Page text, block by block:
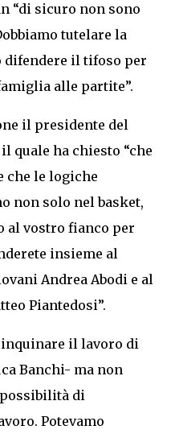
“di sicuro non sono
tutelare la
difendere il tifoso per
alle partite”.
il presidente del
quale ha chiesto “che
che le logiche
non solo nel basket,
al vostro fianco per
insieme al
Andrea Abodi e al
Piantedosi”.
inquinare il lavoro di
Banchi- ma non
di
Potevamo